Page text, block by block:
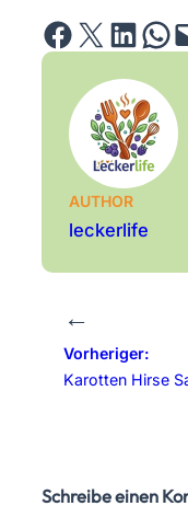
Share on Facebook Email this Page Share on LinkedIn Share on WhatsApp Email this Page
AUTHOR
leckerlife
←
Vorheriger:
Karotten Hirse
Schreibe einen